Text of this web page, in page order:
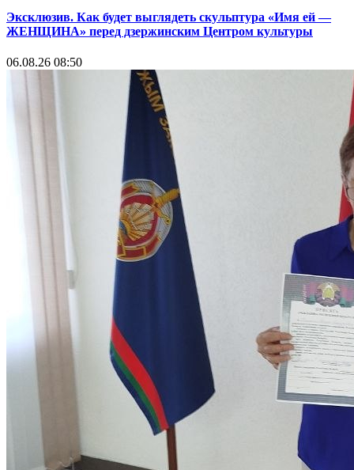
Эксклюзив. Как будет выглядеть скульптура «Имя ей —
ЖЕНЩИНА» перед дзержинским Центром культуры
06.08.26 08:50